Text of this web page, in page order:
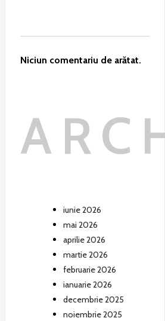
Niciun comentariu de arătat.
iunie 2026
mai 2026
aprilie 2026
martie 2026
februarie 2026
ianuarie 2026
decembrie 2025
noiembrie 2025